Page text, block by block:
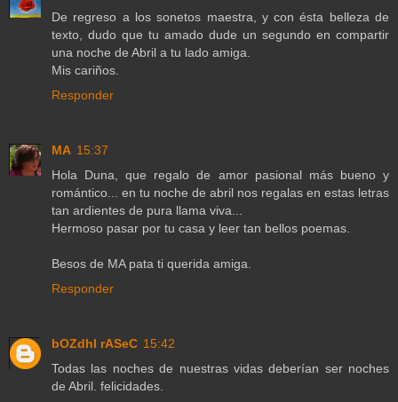
De regreso a los sonetos maestra, y con ésta belleza de
texto, dudo que tu amado dude un segundo en compartir
una noche de Abril a tu lado amiga.
Mis cariños.
Responder
MA 15:37
Hola Duna, que regalo de amor pasional más bueno y
romántico... en tu noche de abril nos regalas en estas letras
tan ardientes de pura llama viva...
Hermoso pasar por tu casa y leer tan bellos poemas.
Besos de MA pata ti querida amiga.
Responder
bOZdhI rASeC 15:42
Todas las noches de nuestras vidas deberían ser noches
de Abril. felicidades.